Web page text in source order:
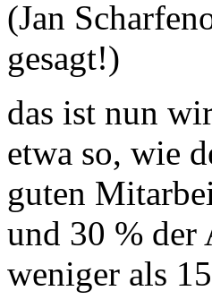
(Jan
gesagt!)
das ist nun
etwa so, wie
guten
und 30 % der
weniger als